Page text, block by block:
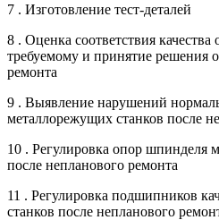
7 . Изготовление тест-деталей
8 . Оценка соответствия качества
требуемому и принятие решения
ремонта
9 . Выявление нарушений
металлорежущих станков после
10 . Регулировка опор шпинделя
после непланового ремонта
11 . Регулировка подшипников
станков после непланового